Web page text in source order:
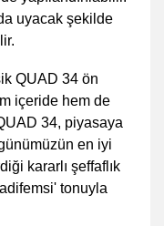
uyacak şekilde
QUAD 34 ön
içeride hem de
34, piyasaya
en iyi
kararlı şeffaflık
tonuyla